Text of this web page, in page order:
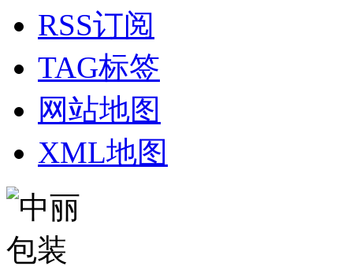
RSS订阅
TAG标签
网站地图
XML地图